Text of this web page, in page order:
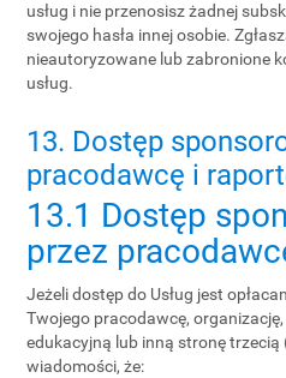
usług i nie przenosisz żadnej
swojego hasła innej osobie.
nieautoryzowane lub zabronione
usług.
13. Dostęp
pracodawcę i
13.1 Dostęp
przez
Jeżeli dostęp do Usług jest
Twojego pracodawcę,
edukacyjną lub inną stronę trzecią
wiadomości, że: